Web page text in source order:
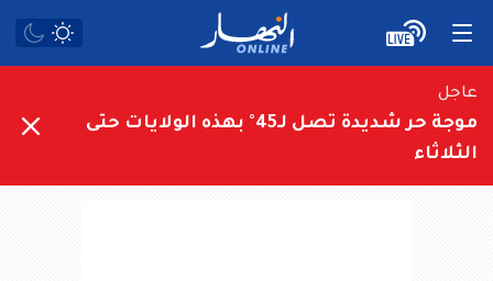
عاجل
موجة حر شديدة تصل لـ45° بهذه الولايات حتى
الثلاثاء